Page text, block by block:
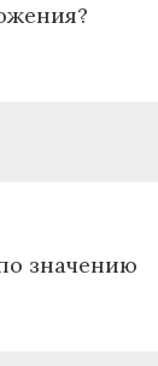
значению